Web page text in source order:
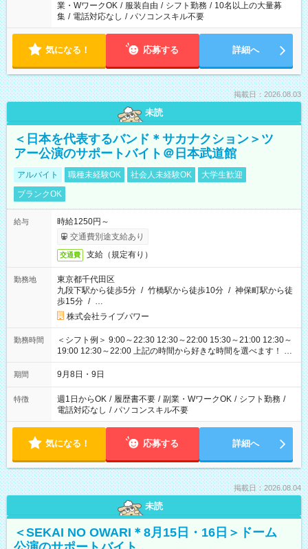
業・WワークOK / 服装自由 / シフト勤務 / 10名以上の大量募
集 / 電話対応なし / パソコンスキル不要
気になる！ 応募する 詳細へ
掲載日：2026.08.03
未読
＜日本を代表するバンド＊サカナクション＞ツ
アー公演のサポートバイト＠日本武道館
アルバイト 職種未経験OK 社会人未経験OK
大学生歓迎
ブランクOK
給与
時給1250円～
交通費別途支給あり
交通費 支給（規定有り）
勤務地
東京都千代田区
九段下駅から徒歩5分 / 竹橋駅から徒歩10分 / 神保町駅から徒
歩15分 / …
株式会社ライブパワー
勤務時間
＜シフト例＞ 9:00～22:30 12:30～22:00 15:30～21:00 12:30～
19:00 12:30～22:00 上記の時間から好きな時間を選べます！ ※
時間は変更となる可能性があります
期間 9月8日・9日
特徴 週1日からOK / 履歴書不要 / 副業・WワークOK / シフト勤務 /
電話対応なし / パソコンスキル不要
気になる！ 応募する 詳細へ
掲載日：2026.08.04
未読
＜SEKAI NO OWARI＊8月15日・16日＞ドーム